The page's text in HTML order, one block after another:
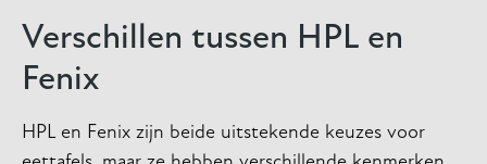
Verschillen tussen HPL en
Fenix
HPL en Fenix zijn beide uitstekende keuzes voor